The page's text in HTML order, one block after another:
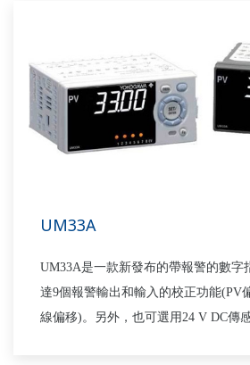
UM33A
UM33A是一款新發布的帶報警的數字
達9個報警輸出和輸入的校正功能(PV
線偏移)。另外，也可選用24 V DC傳